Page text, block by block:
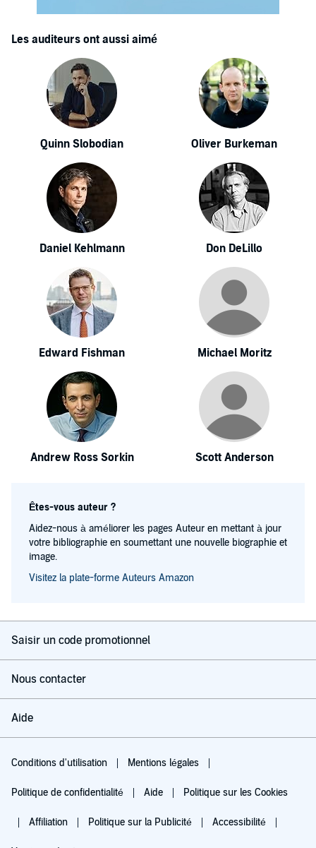
Les auditeurs ont aussi aimé
Quinn Slobodian Oliver Burkeman
Daniel Kehlmann Don DeLillo
Edward Fishman Michael Moritz
Andrew Ross Sorkin Scott Anderson
Êtes-vous auteur ?
Aidez-nous à améliorer les pages Auteur en mettant à jour
votre bibliographie en soumettant une nouvelle biographie et
image.
Visitez la plate-forme Auteurs Amazon
Saisir un code promotionnel
Nous contacter
Aide
Conditions d'utilisation Mentions légales
Politique de confidentialité Aide Politique sur les Cookies
Affiliation Politique sur la Publicité Accessibilité